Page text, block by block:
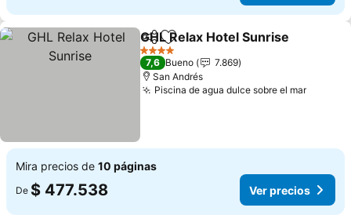
CompartirAgregar a favoritos
GHL Relax Hotel Sunrise
4 Estrellas
7,6 Bueno
7.869
San Andrés
Piscina de agua dulce sobre el marVer
Mira precios de 10 páginas
De $ 477.538 Ver precios